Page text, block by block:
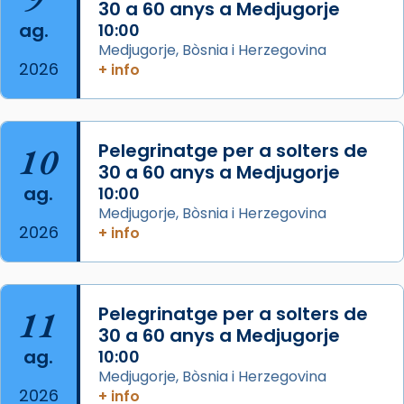
les aconseguirà el 1772. L’ofici que es canta
a la “Missa de les Santes” (“Missa de
Glòria”) fou composta el 1848 per Mn.
Manuel Blanch, amb aire d’òpera
italianitzant; s’interpreta per privilegi
pontifici, amb orquestra i cor, i té una
duració aproximada de tres hores. Després,
processó (recuperada el 1972) al voltant
del temple amb les relíquies de les santes.
Des de 1985 hi participa també un grup de
diablesses amb música i ball propis. Festa
gran a Mataró.
«Si vols saber què és calor, ves per les
Santes a Mataró»🥵.
Photo
View on Facebook ·
ag.
2026
30 a 60 anys a Medjugorje
10:00
Medjugorje, Bòsnia i Herzegovina
+ info
10
ag.
2026
Pelegrinatge per a solters de
30 a 60 anys a Medjugorje
10:00
Medjugorje, Bòsnia i Herzegovina
+ info
11
ag.
2026
Pelegrinatge per a solters de
30 a 60 anys a Medjugorje
10:00
Medjugorje, Bòsnia i Herzegovina
+ info